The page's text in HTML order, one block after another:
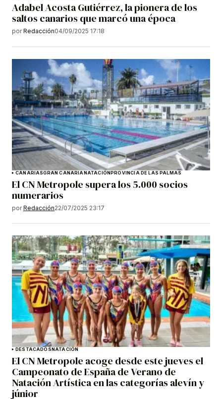
Adabel Acosta Gutiérrez, la pionera de los
saltos canarios que marcó una época
por Redacción04/09/2025 17:18
CANARIASGRAN CANARIANATACIÓNPROVINCIA DE LAS PALMAS
El CN Metropole supera los 5.000 socios
numerarios
por Redacción22/07/2025 23:17
DESTACADOSNATACIÓN
El CN Metropole acoge desde este jueves el
Campeonato de España de Verano de
Natación Artística en las categorías alevín y
júnior